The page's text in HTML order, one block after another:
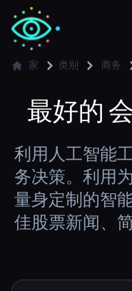
✍️写作者
💻开发者
🎓学生
博客
家 类别 商务
最好的
利用人工智能
务决策。利用
量身定制的智
佳股票新闻、